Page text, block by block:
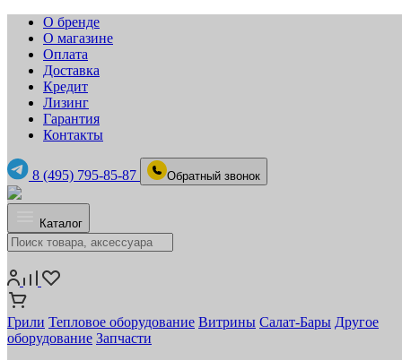
О бренде
О магазине
Оплата
Доставка
Кредит
Лизинг
Гарантия
Контакты
8 (495) 795-85-87 Обратный звонок
Каталог
Грили Тепловое оборудование Витрины Салат-Бары Другое
оборудование Запчасти